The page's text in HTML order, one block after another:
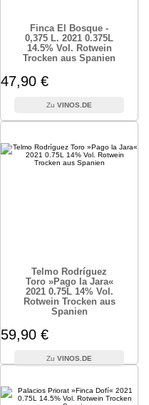
Finca El Bosque -
0,375 L. 2021 0.375L
14.5% Vol. Rotwein
Trocken aus Spanien
47,90 €
VINOS.DE
Telmo Rodríguez
Toro »Pago la Jara«
2021 0.75L 14% Vol.
Rotwein Trocken aus
Spanien
59,90 €
VINOS.DE